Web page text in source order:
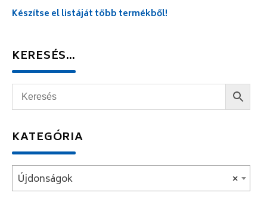
Készítse el listáját több termékből!
KERESÉS…
KATEGÓRIA
×
Újdonságok